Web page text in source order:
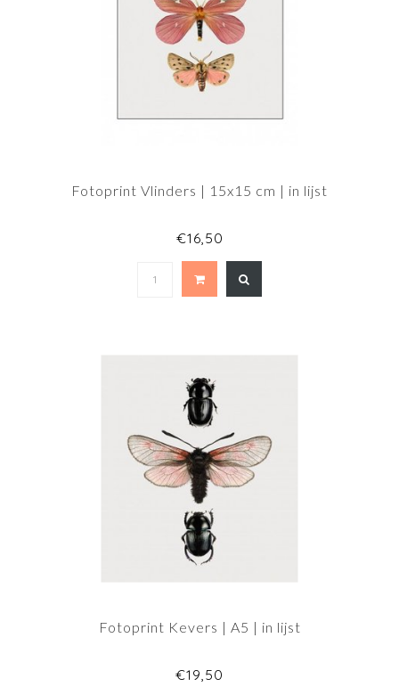
Fotoprint Vlinders | 15x15 cm | in lijst
€16,50
Fotoprint Kevers | A5 | in lijst
€19,50